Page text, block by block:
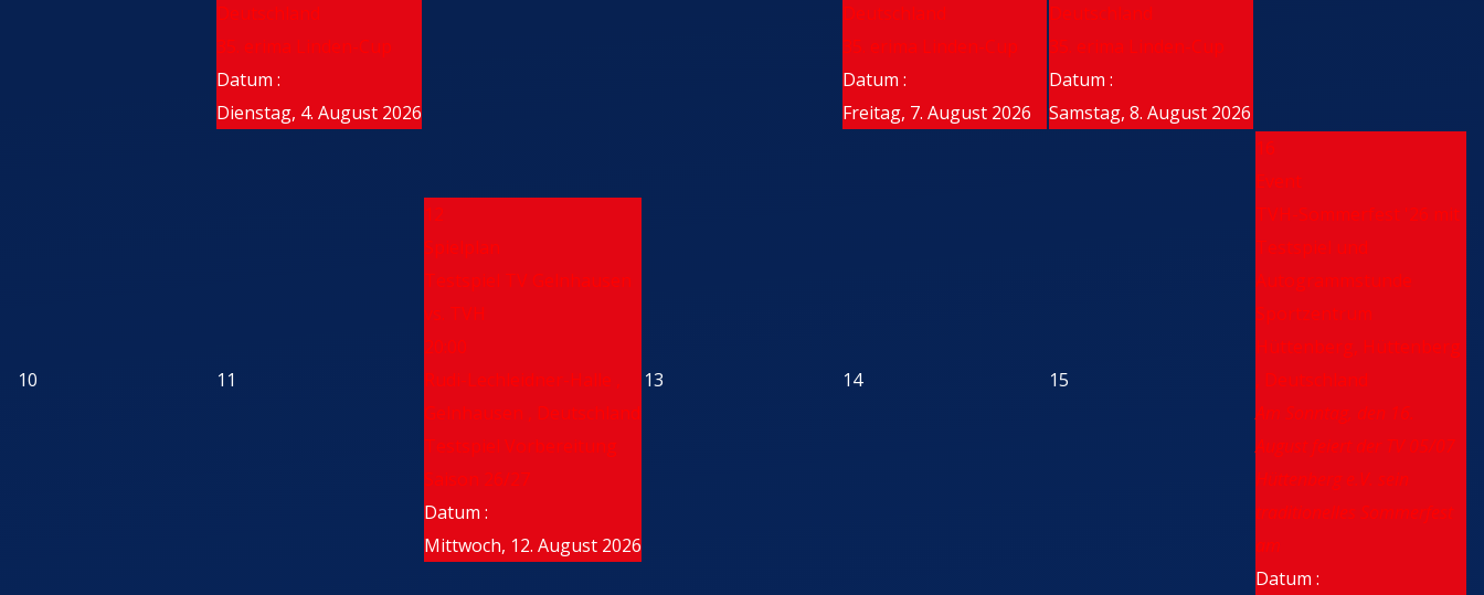
Deutschland
35. erima Linden-Cup
Datum :
Dienstag, 4. August 2026
Deutschland
35. erima Linden-Cup
Datum :
Freitag, 7. August 2026
Deutschland
35. erima Linden-Cup
Datum :
Samstag, 8. August 2026
10 11
12
Spielplan
Testspiel TV Gelnhausen
vs. TVH
20:00
Rudi-Lechleidner-Halle ,
Gelnhausen , Deutschland
Testspiel Vorbereitung
Saison 26/27
Datum :
Mittwoch, 12. August 2026
13 14 15
16
Event
TVH-Sommerfest '26 mit
Testspiel und
Autogrammstunde
Sportzentrum
Hüttenberg, Hüttenberg
, Deutschland
Am Sonntag, den 16.
August feiert der TV 05/07
Hüttenberg e.V. sein
traditionelles Sommerfest
am
Datum :